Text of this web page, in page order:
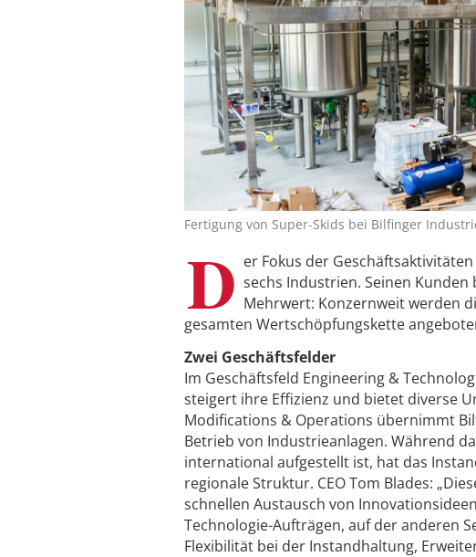
Fertigung von Super-Skids bei Bilfinger
D er Fokus der
sechs Industrien. Seinen
Mehrwert: Konzernweit werden
gesamten Wertschöpfungskette
Zwei Geschäftsfelder
Im Geschäftsfeld Engineering &
steigert ihre Effizienz und bietet diverse
Modifications & Operations übernimmt
Betrieb von Industrieanlagen. Während
international aufgestellt ist, hat das
regionale Struktur. CEO Tom Blades:
schnellen Austausch von
Technologie-Aufträgen, auf der anderen
Flexibilität bei der Instandhaltung,